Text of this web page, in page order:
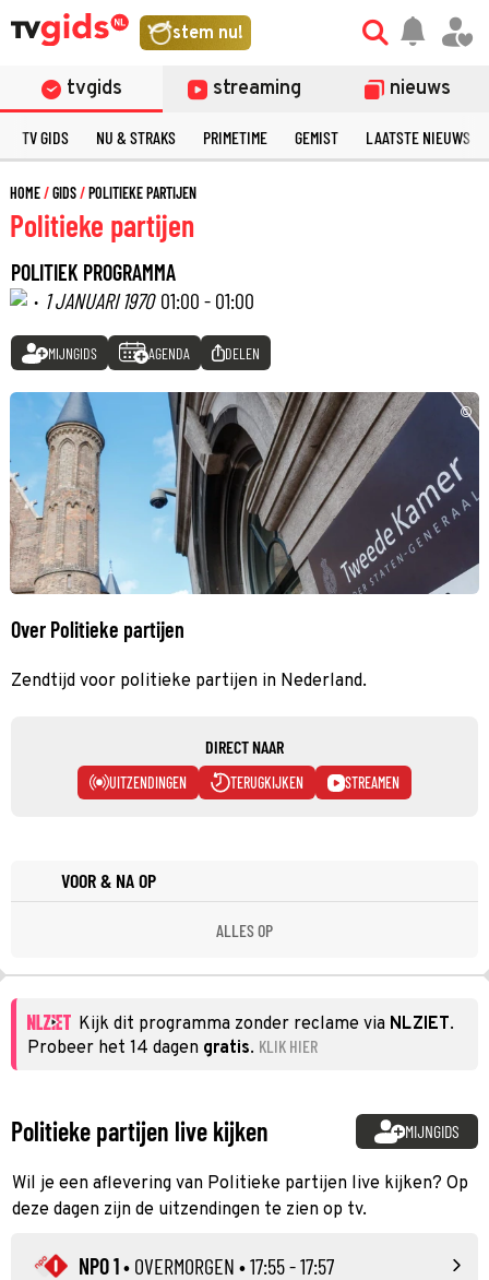
stem nu!
tvgids streaming nieuws
TV GIDS NU & STRAKS PRIMETIME GEMIST LAATSTE NIEUWS
HOME GIDS POLITIEKE PARTIJEN
Politieke partijen
POLITIEK PROGRAMMA
· 1 JANUARI 1970 01:00 - 01:00
MIJNGIDS AGENDA DELEN
©
Over Politieke partijen
Zendtijd voor politieke partijen in Nederland.
DIRECT NAAR
UITZENDINGEN TERUGKIJKEN STREAMEN
VOOR & NA OP
ALLES OP
Kijk dit programma zonder reclame via NLZIET.
Probeer het 14 dagen gratis. KLIK HIER
Politieke partijen live kijken MIJNGIDS
Wil je een aflevering van Politieke partijen live kijken? Op
deze dagen zijn de uitzendingen te zien op tv.
NPO 1• OVERMORGEN • 17:55 - 17:57